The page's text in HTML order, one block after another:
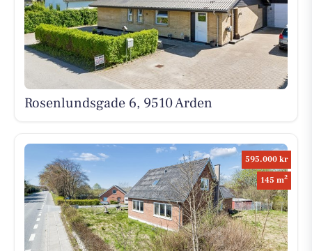
Rosenlundsgade 6, 9510 Arden
595.000 kr
145 m2